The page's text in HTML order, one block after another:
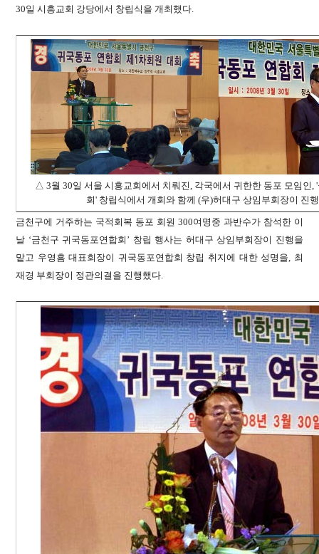
30일 시흥교회 강당에서 창립식을 개최했다.
△ 3월 30일 서울 시흥교회에서 치뤄진, 각국에서 귀한한 동포 모임인,
회' 창립식에서 개회와 함께 (우)허대구 상임부회장이 진
금천구에 거주하는 국적회복 동포 회원 300여명중 과반수가 참석한 이
날 ‘금천구 귀국동포연합회’ 창립 행사는 허대구 상임부회장이 진행을
맡고 우영흠 대표회장이 귀국동포연합회 창립 취지에 대한 성명을, 최
재경 부회장이 정관의결을 진행했다.